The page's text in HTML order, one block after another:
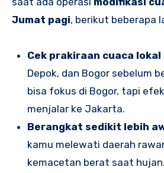
Jumat pagi, berikut beberapa
Cek prakiraan cuaca lokal
Depok, dan Bogor sebelum
bisa fokus di Bogor, tapi
menjalar ke Jakarta.
Berangkat sedikit lebih
kamu melewati daerah
kemacetan berat saat hujan.